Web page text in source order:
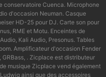
conservatoire Cuenca. Microphone
d'occasion Neuman. Casque
HD-25 pour DJ. Carte son pour
RME et Motu. Enceintes de
Kali Audio, Presonus. Tables
Amplificateur d'occasion Fender
. Zicplace est distributeur
musique Zicplace vend également
ainsi que des accessoires